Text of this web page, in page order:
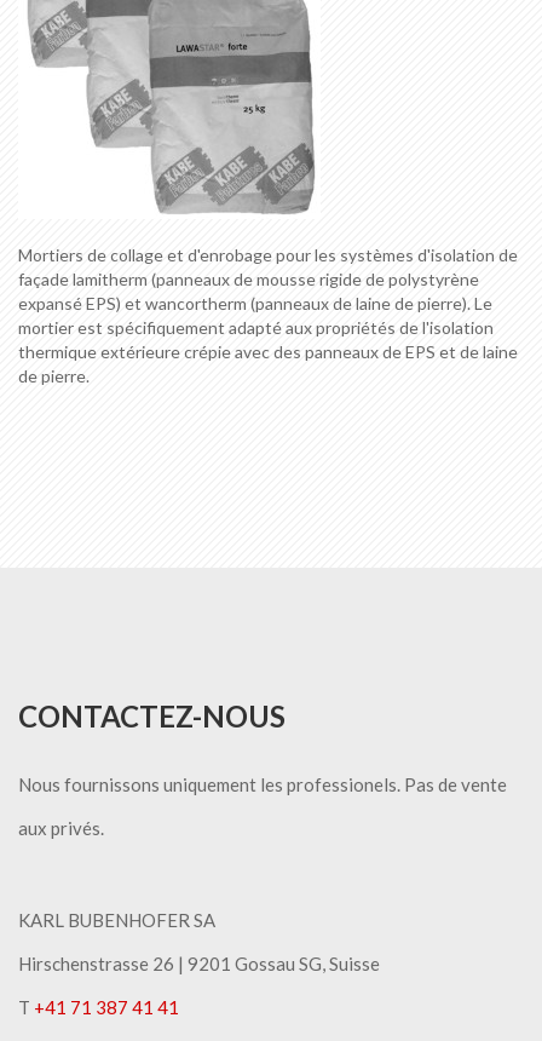
Mortiers de collage et d'enrobage pour les systèmes d'isolation de
façade lamitherm (panneaux de mousse rigide de polystyrène
expansé EPS) et wancortherm (panneaux de laine de pierre). Le
mortier est spécifiquement adapté aux propriétés de l'isolation
thermique extérieure crépie avec des panneaux de EPS et de laine
de pierre.
CONTACTEZ-NOUS
Nous fournissons uniquement les professionels. Pas de vente
aux privés.
KARL BUBENHOFER SA
Hirschenstrasse 26 | ​9201 Gossau SG, Suisse
T +41 71 387 41 41